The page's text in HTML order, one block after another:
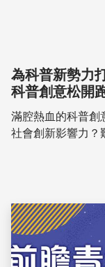
為科普新勢力
科普創意松開
滿腔熱血的科普創
社會創新影響力？